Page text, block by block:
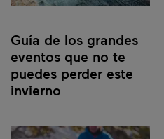
Guía de los grandes
eventos que no te
puedes perder este
invierno